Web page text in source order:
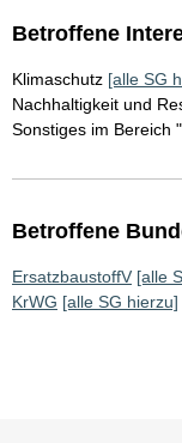
Betroffene
Klimaschutz [alle SG
Nachhaltigkeit und
Sonstiges im Bereich
Betroffene
ErsatzbaustoffV [alle
KrWG [alle SG hierzu]